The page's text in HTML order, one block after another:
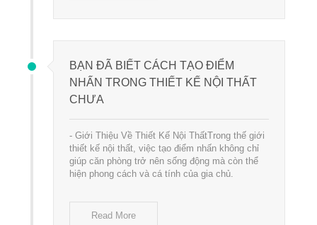
BẠN ĐÃ BIẾT CÁCH TẠO ĐIỂM
NHẤN TRONG THIẾT KẾ NỘI THẤT
CHƯA
- Giới Thiệu Về Thiết Kế Nội ThấtTrong thế giới
thiết kế nội thất, việc tạo điểm nhấn không chỉ
giúp căn phòng trở nên sống động mà còn thể
hiện phong cách và cá tính của gia chủ.
Read More